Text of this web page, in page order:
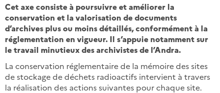
Cet axe consiste à poursuivre et améliorer la
conservation et la valorisation de documents
d’archives plus ou moins détaillés, conformément à la
réglementation en vigueur. Il s’appuie notamment sur
le travail minutieux des archivistes de l’Andra.
La conservation réglementaire de la mémoire des sites
de stockage de déchets radioactifs intervient à travers
la réalisation des actions suivantes pour chaque site.